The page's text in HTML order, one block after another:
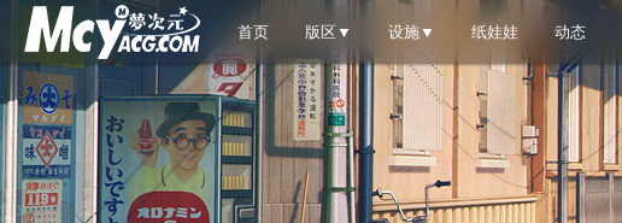
首页 版区▼ 设施▼ 纸娃娃 动态